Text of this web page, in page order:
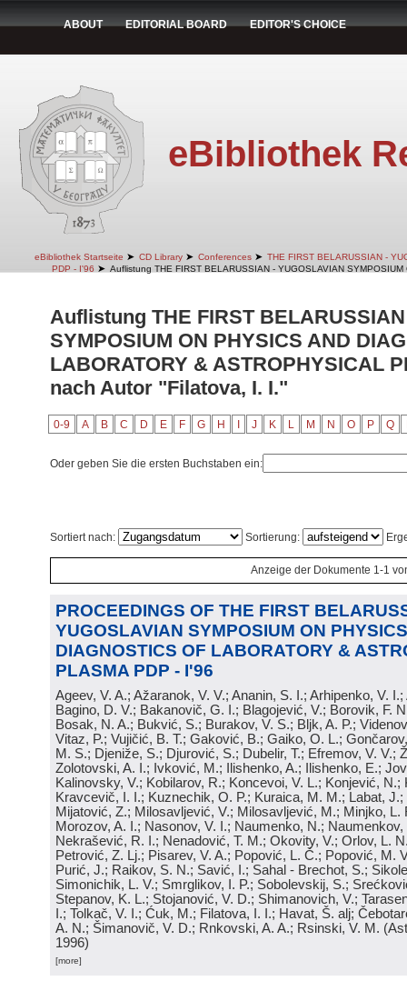
ABOUT EDITORIAL BOARD EDITOR'S CHOICE
eBibliothek
eBibliothek Startseite ➤ CD Library ➤ Conferences ➤ THE FIRST BELARUSSIAN -
PDP - I'96 ➤ Auflistung THE FIRST BELARUSSIAN - YUGOSLAVIAN
Auflistung THE FIRST
SYMPOSIUM ON PHYSICS AND
LABORATORY & ASTROPHYSICAL
nach Autor "Filatova, I. I."
0-9 A B C D E F G H J K L M N O P Q
Oder geben Sie die ersten Buchstaben ein:
Sortiert nach: Sortierung:
Anzeige der Dokumente 1-1
PROCEEDINGS OF THE FIRST
YUGOSLAVIAN SYMPOSIUM ON
DIAGNOSTICS OF LABORATORY &
PLASMA PDP - I'96
Ageev, V. A.; Ažaranok, V. V.; Ananin, S. I.; Arhipenko, V.
Bagino, D. V.; Bakanovič, G. I.; Blagojević, V.; Borovik, F.
Bosak, N. A.; Bukvić, S.; Burakov, V. S.; Bljk, A. P.;
Vitaz, P.; Vujičić, B. T.; Gaković, B.; Gaiko, O. L.;
M. S.; Djeniže, S.; Djurović, S.; Dubelir, T.; Efremov, V. V.;
Zolotovski, A. I.; Ivković, M.; Ilishenko, A.; Ilishenko, E.;
Kalinovsky, V.; Kobilarov, R.; Koncevoi, V. L.; Konjević, N.;
Kravcevič, I. I.; Kuznechik, O. P.; Kuraica, M. M.; Labat,
Mijatović, Z.; Milosavljević, V.; Milosavljević, M.; Minjko, L.
Morozov, A. I.; Nasonov, V. I.; Naumenko, N.; Naumenkov,
Nekrašević, R. I.; Nenadović, T. M.; Okovity, V.; Orlov, L.
Petrović, Z. Lj.; Pisarev, V. A.; Popović, L. Č.; Popović, M.
Purić, J.; Raikov, S. N.; Savić, I.; Sahal - Brechot, S.;
Simonichik, L. V.; Smrglikov, I. P.; Sobolevskij, S.;
Stepanov, K. L.; Stojanović, V. D.; Shimanovich, V.;
I.; Tolkač, V. I.; Ćuk, M.; Filatova, I. I.; Havat, Š. alj;
A. N.; Šimanovič, V. D.; Rnkovski, A. A.; Rsinski, V. M. (
1996)
[more]